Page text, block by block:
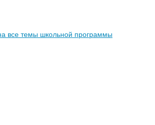
все темы школьной программы